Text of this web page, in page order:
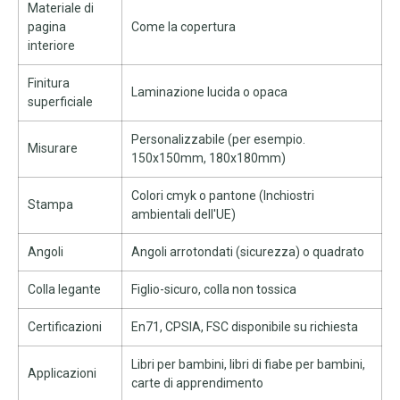
Materiale di
pagina
interiore
Come la copertura
Finitura
superficiale
Laminazione lucida o opaca
Misurare
Personalizzabile (per esempio.
150x150mm, 180x180mm)
Stampa
Colori cmyk o pantone (Inchiostri
ambientali dell'UE)
Angoli Angoli arrotondati (sicurezza) o quadrato
Colla legante Figlio-sicuro, colla non tossica
Certificazioni En71, CPSIA, FSC disponibile su richiesta
Applicazioni
Libri per bambini, libri di fiabe per bambini,
carte di apprendimento